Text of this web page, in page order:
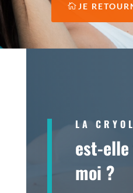
JE
LA
est-
moi ?